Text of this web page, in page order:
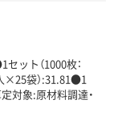
ット（1000枚：
×25袋）:31.81●1
対象:原材料調達・